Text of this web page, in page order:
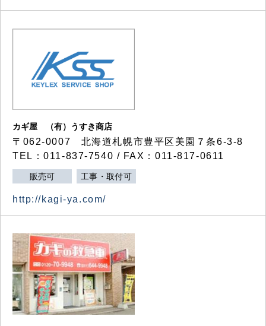
カギ屋 （有）うすき商店
〒062-0007 北海道札幌市豊平区美園７条6-3-8
TEL：011-837-7540 / FAX：011-817-0611
販売可 工事・取付可
http://kagi-ya.com/